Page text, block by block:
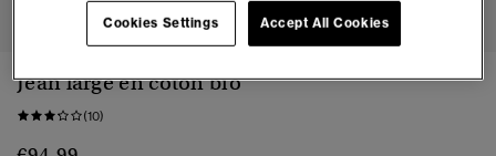
Jean large en coton bio
(10)
Cookies Settings Accept All Cookies